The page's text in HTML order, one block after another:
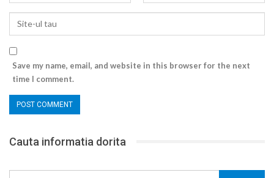
Save my name, email, and website in this browser for the next
time I comment.
Cauta informatia dorita